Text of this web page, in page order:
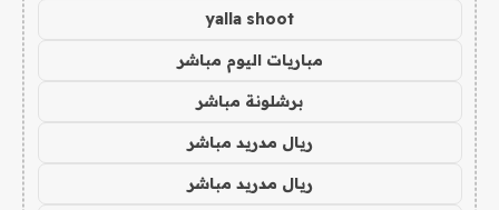
yalla shoot
مباريات اليوم مباشر
برشلونة مباشر
ريال مدريد مباشر
ريال مدريد مباشر